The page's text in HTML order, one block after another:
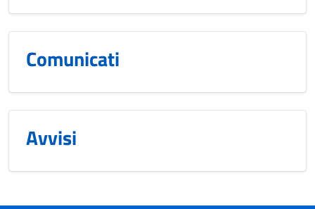
Comunicati
Avvisi